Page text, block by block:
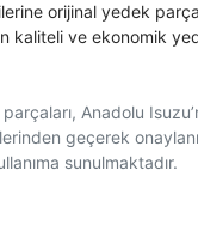
orijinal yedek
kaliteli ve ekonomik
Anadolu
geçerek
sunulmaktadır.